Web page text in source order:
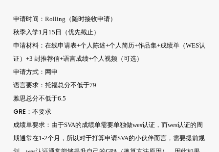
申请时间 ：Rolling（随时接收申请）
秋季入学1月15日（优先截止）
申请材料：在线申请表+个人陈述+个人简历+作品集+成绩单（WES认
证）+3 封推荐信+语言成绩+个人视频（可选）
申请方式：网申
语言要求：托福总分不低于79
雅思总分不低于6.5
GRE ：不要求
成绩单要求：由于SVA的成绩单需要单独做wes认证，而wes认证的周
期通常在1-2个月，所以对于打算申请SVA的小伙伴而言，需要提前规